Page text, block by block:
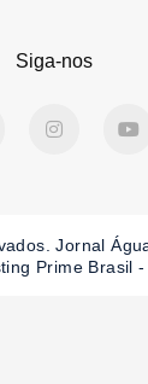
Siga-nos
n
a
m
o
Jornal
Prime Brasil